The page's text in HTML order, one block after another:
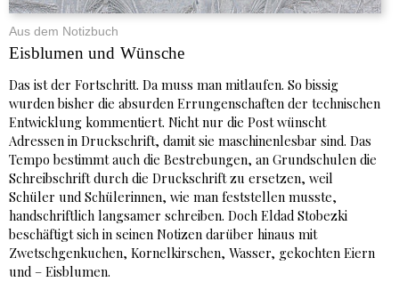
Aus dem Notizbuch
Eisblumen und Wünsche
Das ist der Fortschritt. Da muss man mitlaufen. So bissig
wurden bisher die absurden Errungenschaften der technischen
Entwicklung kommentiert. Nicht nur die Post wünscht
Adressen in Druckschrift, damit sie maschinenlesbar sind. Das
Tempo bestimmt auch die Bestrebungen, an Grundschulen die
Schreibschrift durch die Druckschrift zu ersetzen, weil
Schüler und Schülerinnen, wie man feststellen musste,
handschriftlich langsamer schreiben. Doch Eldad Stobezki
beschäftigt sich in seinen Notizen darüber hinaus mit
Zwetschgenkuchen, Kornelkirschen, Wasser, gekochten Eiern
und – Eisblumen.